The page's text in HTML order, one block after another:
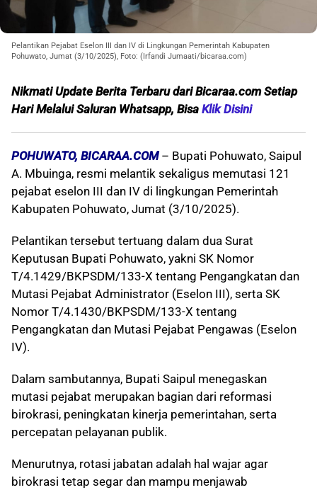
Pelantikan Pejabat Eselon III dan IV di Lingkungan Pemerintah Kabupaten
Pohuwato, Jumat (3/10/2025), Foto: (Irfandi Jumaati/bicaraa.com)
Nikmati Update Berita Terbaru dari Bicaraa.com Setiap
Hari Melalui Saluran Whatsapp, Bisa Klik Disini
POHUWATO, BICARAA.COM– Bupati Pohuwato, Saipul
A. Mbuinga, resmi melantik sekaligus memutasi 121
pejabat eselon III dan IV di lingkungan Pemerintah
Kabupaten Pohuwato, Jumat (3/10/2025).
Pelantikan tersebut tertuang dalam dua Surat
Keputusan Bupati Pohuwato, yakni SK Nomor
T/4.1429/BKPSDM/133-X tentang Pengangkatan dan
Mutasi Pejabat Administrator (Eselon III), serta SK
Nomor T/4.1430/BKPSDM/133-X tentang
Pengangkatan dan Mutasi Pejabat Pengawas (Eselon
IV).
Dalam sambutannya, Bupati Saipul menegaskan
mutasi pejabat merupakan bagian dari reformasi
birokrasi, peningkatan kinerja pemerintahan, serta
percepatan pelayanan publik.
Menurutnya, rotasi jabatan adalah hal wajar agar
birokrasi tetap segar dan mampu menjawab